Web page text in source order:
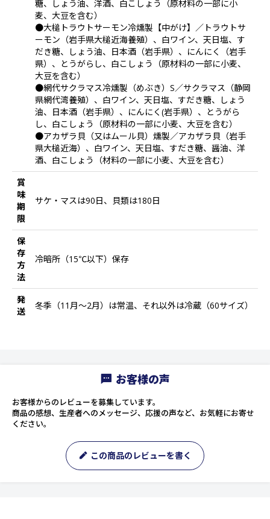
糖、しょう油、洋酒、白こしょう（原材料の一部に小
麦、大豆を含む）
●大槌トラウトサーモン冷燻製【中がけ】／トラウトサ
ーモン（岩手県大槌近海養殖）、白ワイン、天日塩、す
だき糖、しょう油、日本酒（岩手県）、にんにく（岩手
県）、とうがらし、白こしょう（原材料の一部に小麦、
大豆を含む）
●網代サクラマス冷燻製（めぶき）S／サクラマス（静岡
県網代湾養殖）、白ワイン、天日塩、すだき糖、しょう
油、日本酒（岩手県）、にんにく(岩手県）、とうがら
し、白こしょう（原材料の一部に小麦、大豆を含む）
●アカザラ貝（又はムール貝）燻製／アカザラ貝（岩手
県大槌近海）、白ワイン、天日塩、すだき糖、醤油、洋
酒、白こしょう（材料の一部に小麦、大豆を含む）
賞
味
期
限
サケ・マスは90日、貝類は180日
保
存
方
法
冷暗所（15℃以下）保存
発
送
冬季（11月～2月）は常温、それ以外は冷蔵（60サイズ）
お客様の声
お客様からのレビューを募集しています。
商品の感想、生産者へのメッセージ、応援の声など、お気軽にお寄せ
ください。
この商品のレビューを書く